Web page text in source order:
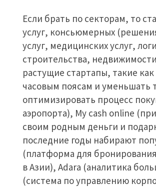
Если брать по секторам, то
услуг, консьюмерных
услуг, медицинских услуг,
строительства,
растущие стартапы, такие
часовым поясам и уменьшать
оптимизировать процесс
аэропорта), My cash online
своим родным деньги и
последние годы набирают
(платформа для
в Азии), Adara (аналитика
(система по управлению